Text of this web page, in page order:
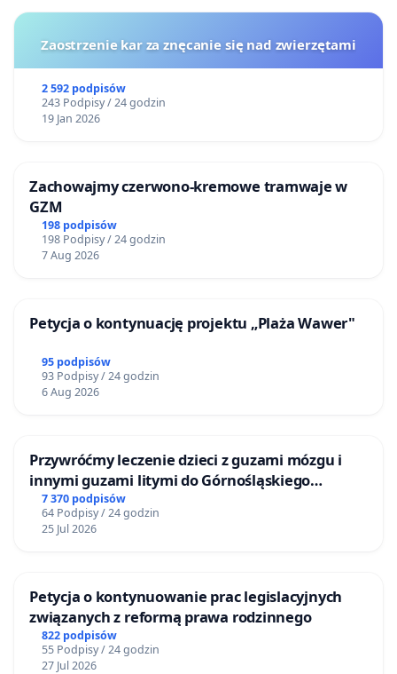
Zaostrzenie kar za znęcanie się nad zwierzętami
2 592 podpisów
243 Podpisy / 24 godzin
19 Jan 2026
Zachowajmy czerwono-kremowe tramwaje w
GZM
198 podpisów
198 Podpisy / 24 godzin
7 Aug 2026
Petycja o kontynuację projektu „Plaża Wawer"
95 podpisów
93 Podpisy / 24 godzin
6 Aug 2026
Przywróćmy leczenie dzieci z guzami mózgu i
innymi guzami litymi do Górnośląskiego
Centrum Zdrowia Dziecka w Katowicach
7 370 podpisów
64 Podpisy / 24 godzin
25 Jul 2026
Petycja o kontynuowanie prac legislacyjnych
związanych z reformą prawa rodzinnego
822 podpisów
55 Podpisy / 24 godzin
27 Jul 2026